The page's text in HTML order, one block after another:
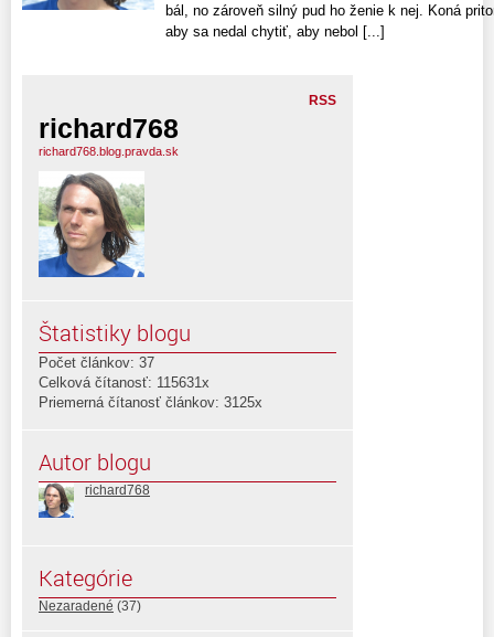
bál, no zároveň silný pud ho ženie k nej. Koná
aby sa nedal chytiť, aby nebol [...]
RSS
richard768
richard768.blog.pravda.sk
Štatistiky blogu
Počet článkov: 37
Celková čítanosť: 115631x
Priemerná čítanosť článkov: 3125x
Autor blogu
richard768
Kategórie
Nezaradené (37)